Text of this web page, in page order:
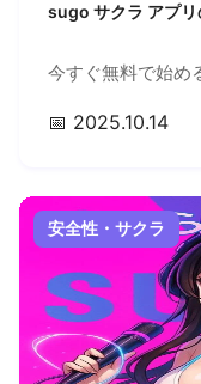
sugo サクラ アプリ
今すぐ無料で始め
📅 2025.10.14
安全性・サクラ